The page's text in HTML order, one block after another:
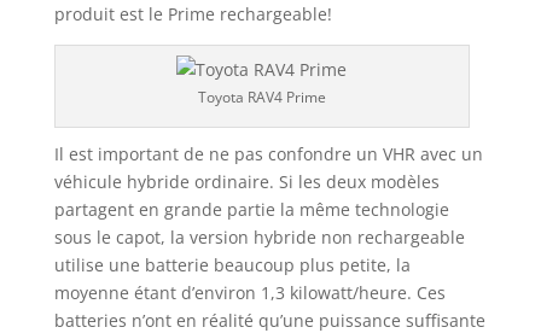
produit est le Prime rechargeable!
Toyota RAV4 Prime
Il est important de ne pas confondre un VHR avec un
véhicule hybride ordinaire. Si les deux modèles
partagent en grande partie la même technologie
sous le capot, la version hybride non rechargeable
utilise une batterie beaucoup plus petite, la
moyenne étant d’environ 1,3 kilowatt/heure. Ces
batteries n’ont en réalité qu’une puissance suffisante